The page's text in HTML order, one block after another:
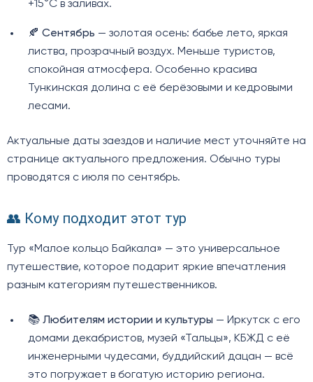
+15°C в заливах.
🍂 Сентябрь — золотая осень: бабье лето, яркая
листва, прозрачный воздух. Меньше туристов,
спокойная атмосфера. Особенно красива
Тункинская долина с её берёзовыми и кедровыми
лесами.
Актуальные даты заездов и наличие мест уточняйте на
странице актуального предложения. Обычно туры
проводятся с июля по сентябрь.
👥 Кому подходит этот тур
Тур «Малое кольцо Байкала» — это универсальное
путешествие, которое подарит яркие впечатления
разным категориям путешественников.
📚 Любителям истории и культуры — Иркутск с его
домами декабристов, музей «Тальцы», КБЖД с её
инженерными чудесами, буддийский дацан — всё
это погружает в богатую историю региона.